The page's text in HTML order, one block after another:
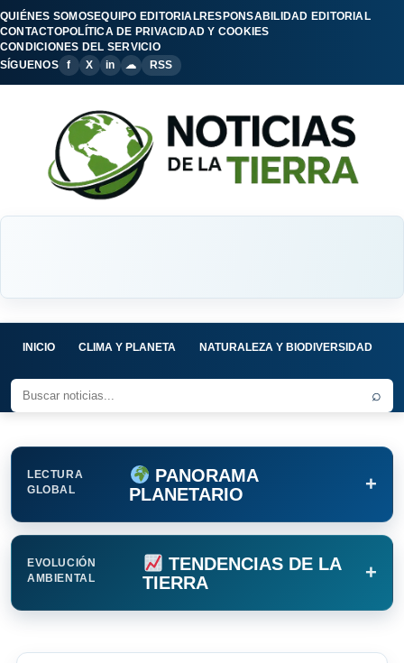
QUIÉNES SOMOSEQUIPO EDITORIALRESPONSABILIDAD EDITORIAL
CONTACTOPOLÍTICA DE PRIVACIDAD Y COOKIES
CONDICIONES DEL SERVICIO
SÍGUENOS
f X in ☁ RSS
INICIO CLIMA Y PLANETA NATURALEZA Y BIODIVERSIDAD
⌕
LECTURA
GLOBAL
PANORAMA
PLANETARIO
+
EVOLUCIÓN
AMBIENTAL
TENDENCIAS DE LA
TIERRA
+